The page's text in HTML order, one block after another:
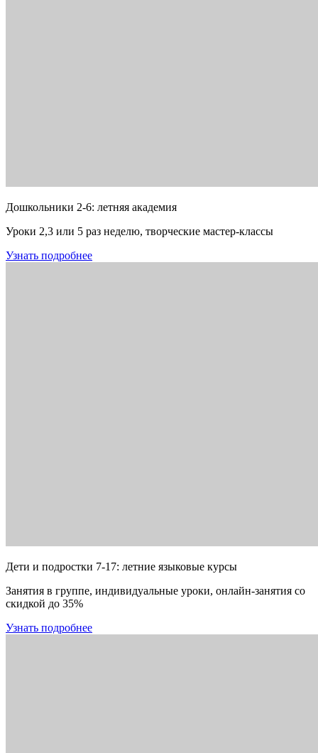
Дошкольники 2-6: летняя академия
Уроки 2,3 или 5 раз неделю, творческие мастер-классы
Узнать подробнее
Дети и подростки 7-17: летние языковые курсы
Занятия в группе, индивидуальные уроки, онлайн-занятия со
скидкой до 35%
Узнать подробнее